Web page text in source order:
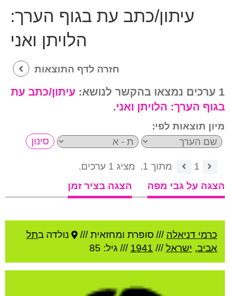
עיתון/כתב עת בגוף הערך:
הלויתן ואני
חזרה לדף התוצאות
1 ערכים נמצאו בהקשר לנושא:
עיתון/כתב עת
בגוף הערך: הלויתן ואני.
מיון תוצאות לפי:
1 מתוך 1.
מציג 1 ערכים.
הצגה על גבי מפה
הצגה בציר זמן
כרמי דניאלה /// סופרת ומחזאית /// נולדה בתל
אביב, ישראל///
1941 /// גיל: 85